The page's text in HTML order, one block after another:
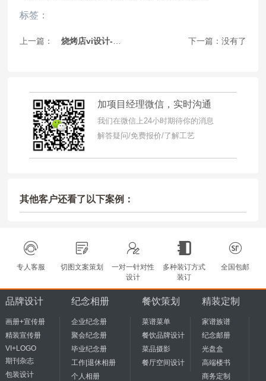
标签：
上一篇： 烧烤店vi设计-这一套连锁加盟餐饮品牌全案策略 下一篇：没有了
加项目经理微信，实时沟通
我们在微信上24小时期待你的消息
解答疑问/免费报价/了解工艺
其他客户还看了以下案例：
专人客服 切图文案策划
一对一针对性
设计
多种装订方式
装订
全国包邮
品牌设计
画册+宣传册
精装宣传册
VI+LOGO
期刊杂志
包装设计
纪念相册
企业纪念册
聚会纪念册
毕业纪念册
工作|退休相册
个人相册
餐饮策划
菜谱菜单
餐饮品牌设计
菜品摄影
餐厅空间设计
精装定制
家谱族谱
纪念邮册
光盘盒
高端楼书
商务定制